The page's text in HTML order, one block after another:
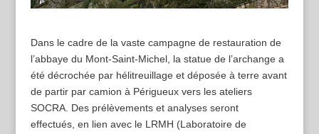
Dans le cadre de la vaste campagne de restauration de
l’abbaye du Mont-Saint-Michel, la statue de l’archange a
été décrochée par hélitreuillage et déposée à terre avant
de partir par camion à Périgueux vers les ateliers
SOCRA. Des prélèvements et analyses seront
effectués, en lien avec le LRMH (Laboratoire de